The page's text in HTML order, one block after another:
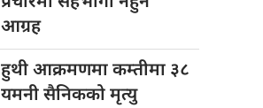
आग्रह
हुथी आक्रमणमाकम्तीमा ३८
यमनी सैनिकको मृत्यु